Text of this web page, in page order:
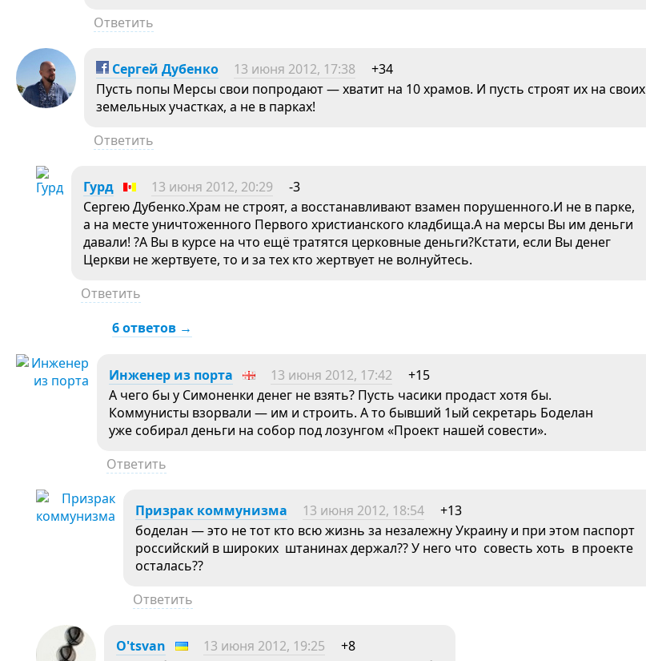
Ответить
Сергей Дубенко 13 июня 2012, 17:38
+34
Пусть попы Мерсы свои попродают — хватит на 10 храмов. И пусть строят их на своих
земельных участках, а не в парках!
Ответить
Гурд 13 июня 2012, 20:29
-3
Сергею Дубенко.Храм не строят, а восстанавливают взамен порушенного.И не в парке,
а на месте уничтоженного Первого христианского кладбища.А на мерсы Вы им деньги
давали! ?А Вы в курсе на что ещё тратятся церковные деньги?Кстати, если Вы денег
Церкви не жертвуете, то и за тех кто жертвует не волнуйтесь.
Ответить
6 ответов →
Инженер из порта 13 июня 2012, 17:42
+15
А чего бы у Симоненки денег не взять? Пусть часики продаст хотя бы.
Коммунисты взорвали — им и строить. А то бывший 1ый секретарь Боделан
уже собирал деньги на собор под лозунгом «Проект нашей совести».
Ответить
Призрак коммунизма 13 июня 2012, 18:54
+13
боделан — это не тот кто всю жизнь за незалежну Украину и при этом паспорт
российский в широких штанинах держал?? У него что совесть хоть в проекте
осталась??
Ответить
O'tsvan 13 июня 2012, 19:25
+8